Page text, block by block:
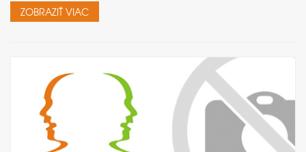
ZOBRAZIŤ VIAC